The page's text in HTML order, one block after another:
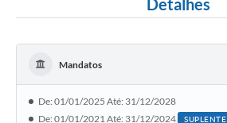
Detalhes
Mandatos
De: 01/01/2025 Até: 31/12/2028
De: 01/01/2021 Até: 31/12/2024
SUPLENTE